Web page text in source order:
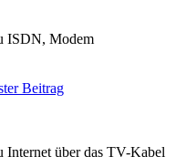
ISDN, Modem
Internet über das TV-Kabel